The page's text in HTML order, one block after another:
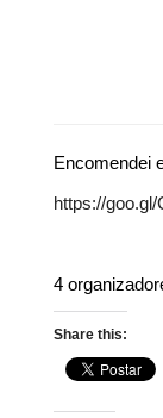
Encomendei
https://
4
Share this: